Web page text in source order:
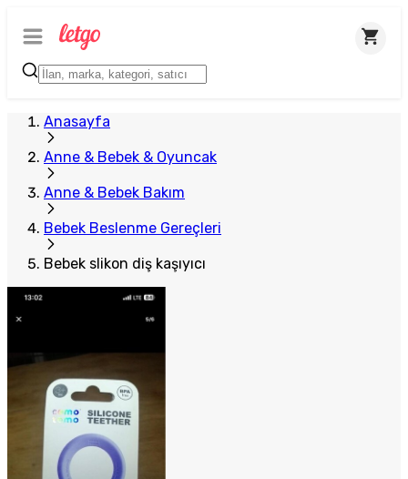
Anasayfa
Anne & Bebek & Oyuncak
Anne & Bebek Bakım
Bebek Beslenme Gereçleri
Bebek slikon diş kaşıyıcı